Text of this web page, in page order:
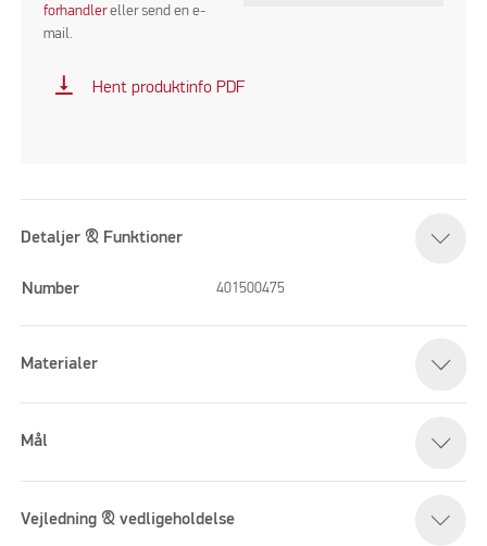
forhandlereller send en e-
mail.
vertical_align_bottom Hent produktinfo PDF
Detaljer & Funktioner
Number 401500475
Materialer
Mål
Vejledning & vedligeholdelse